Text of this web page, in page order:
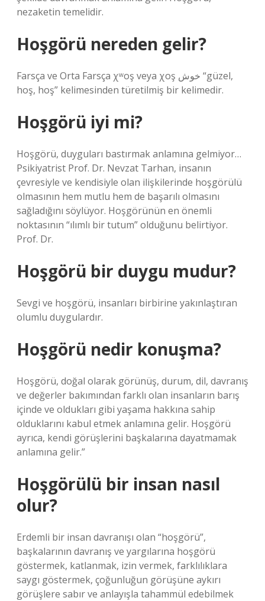
nezaketin temelidir.
Hoşgörü nereden gelir?
Farsça ve Orta Farsça χʷoş veya χoş خوش “güzel,
hoş, hoş” kelimesinden türetilmiş bir kelimedir.
Hoşgörü iyi mi?
Hoşgörü, duyguları bastırmak anlamına gelmiyor…
Psikiyatrist Prof. Dr. Nevzat Tarhan, insanın
çevresiyle ve kendisiyle olan ilişkilerinde hoşgörülü
olmasının hem mutlu hem de başarılı olmasını
sağladığını söylüyor. Hoşgörünün en önemli
noktasının “ılımlı bir tutum” olduğunu belirtiyor.
Prof. Dr.
Hoşgörü bir duygu mudur?
Sevgi ve hoşgörü, insanları birbirine yakınlaştıran
olumlu duygulardır.
Hoşgörü nedir konuşma?
Hoşgörü, doğal olarak görünüş, durum, dil, davranış
ve değerler bakımından farklı olan insanların barış
içinde ve oldukları gibi yaşama hakkına sahip
olduklarını kabul etmek anlamına gelir. Hoşgörü
ayrıca, kendi görüşlerini başkalarına dayatmamak
anlamına gelir.”
Hoşgörülü bir insan nasıl
olur?
Erdemli bir insan davranışı olan “hoşgörü”,
başkalarının davranış ve yargılarına hoşgörü
göstermek, katlanmak, izin vermek, farklılıklara
saygı göstermek, çoğunluğun görüşüne aykırı
görüşlere sabır ve anlayışla tahammül edebilmek